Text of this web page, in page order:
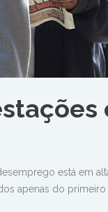
está em
apenas do primeiro